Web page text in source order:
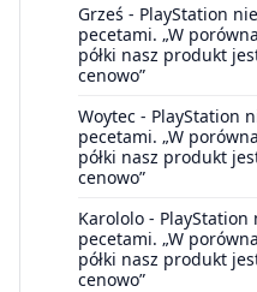
Grześ - PlayStation
pecetami. „W
półki nasz produkt
cenowo”
Woytec - PlayStation
pecetami. „W
półki nasz produkt
cenowo”
Karololo - PlayStation
pecetami. „W
półki nasz produkt
cenowo”